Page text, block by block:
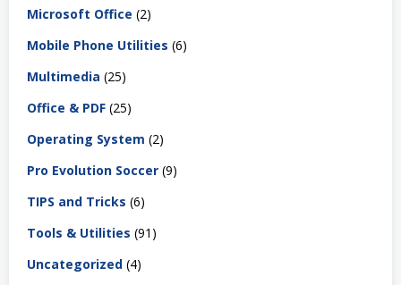
Microsoft Office (2)
Mobile Phone Utilities (6)
Multimedia (25)
Office & PDF (25)
Operating System (2)
Pro Evolution Soccer (9)
TIPS and Tricks (6)
Tools & Utilities (91)
Uncategorized (4)